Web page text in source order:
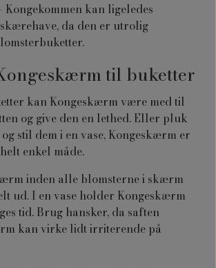
kan ligeledes
da den er utrolig
til buketter
kan Kongeskærm være med til
og give den en lethed. Eller pluk
stil dem i en vase, Kongeskærm er
enkel måde.
inden alle blomsterne i skærm
ud. I en vase holder Kongeskærm
tid. Brug hansker, da saften
kan virke lidt irriterende på